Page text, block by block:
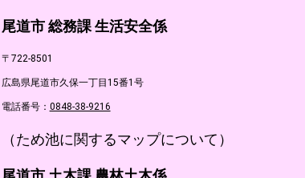
尾道市 総務課 生活安全係
〒722-8501
広島県尾道市久保一丁目15番1号
電話番号： 0848-38-9216
（ため池に関するマップについて）